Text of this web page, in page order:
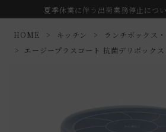
夏季休業に伴う出荷業務停止につ
HOME キッチン
ランチボックス
エージープラスコート 抗菌デリボックス